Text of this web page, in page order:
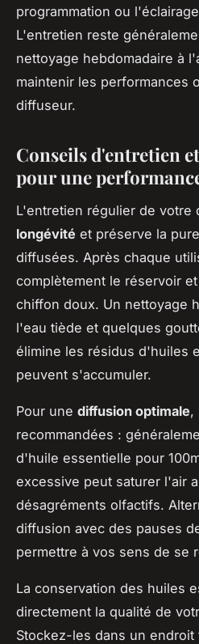
programmation ou
L'entretien reste
nettoyage hebdomadaire à
maintenir les performances
diffuseur.
Conseils d'entretien
pour une
L'entretien régulier de votre
longévité et préserve la
diffusées. Après chaque
complètement le réservoir
chiffon doux. Un nettoyage
l'eau tiède et quelques
élimine les résidus d'huiles
peuvent s'accumuler.
Pour une diffusion optimale,
recommandées :
d'huile essentielle pour
excessive peut saturer l'air
désagréments olfactifs.
diffusion avec des pauses
permettre à vos sens de se
La conservation des huiles
directement la qualité de
Stockez-les dans un